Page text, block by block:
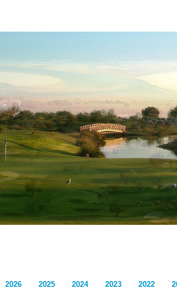
2026 2025 2024 2023 2022